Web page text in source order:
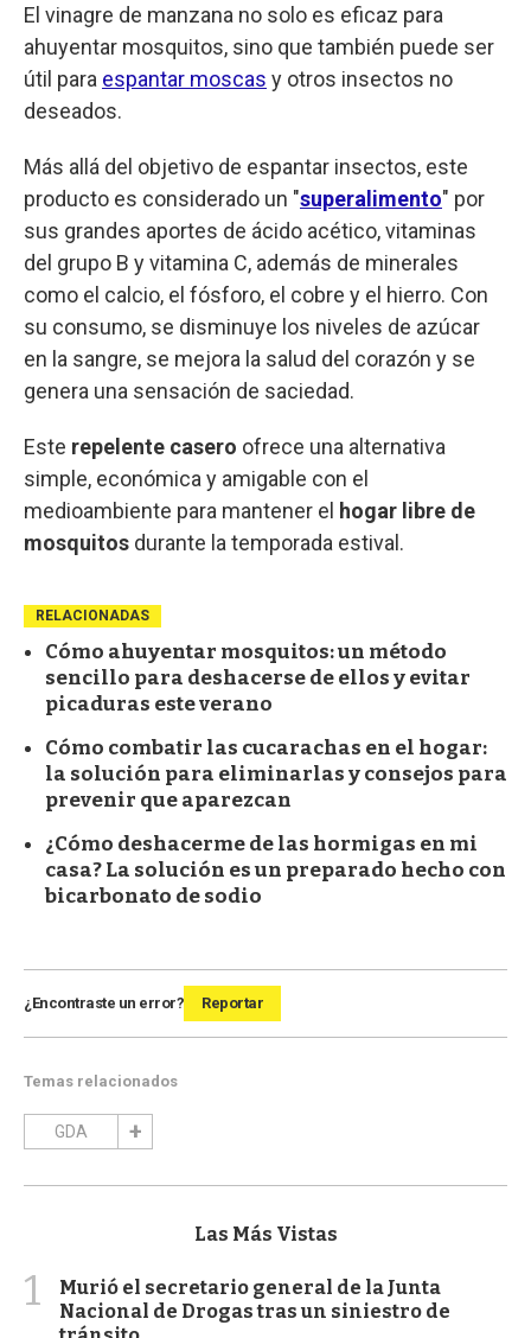
El vinagre de manzana no solo es eficaz para
ahuyentar mosquitos, sino que también puede ser
útil para espantar moscas y otros insectos no
deseados.
Más allá del objetivo de espantar insectos, este
producto es considerado un "superalimento" por
sus grandes aportes de ácido acético, vitaminas
del grupo B y vitamina C, además de minerales
como el calcio, el fósforo, el cobre y el hierro. Con
su consumo, se disminuye los niveles de azúcar
en la sangre, se mejora la salud del corazón y se
genera una sensación de saciedad.
Este repelente casero ofrece una alternativa
simple, económica y amigable con el
medioambiente para mantener el hogar libre de
mosquitos durante la temporada estival.
RELACIONADAS
Cómo ahuyentar mosquitos: un método
sencillo para deshacerse de ellos y evitar
picaduras este verano
Cómo combatir las cucarachas en el hogar:
la solución para eliminarlas y consejos para
prevenir que aparezcan
¿Cómo deshacerme de las hormigas en mi
casa? La solución es un preparado hecho con
bicarbonato de sodio
¿Encontraste un error? Reportar
Temas relacionados
GDA
Las Más Vistas
1
Murió el secretario general de la Junta
Nacional de Drogas tras un siniestro de